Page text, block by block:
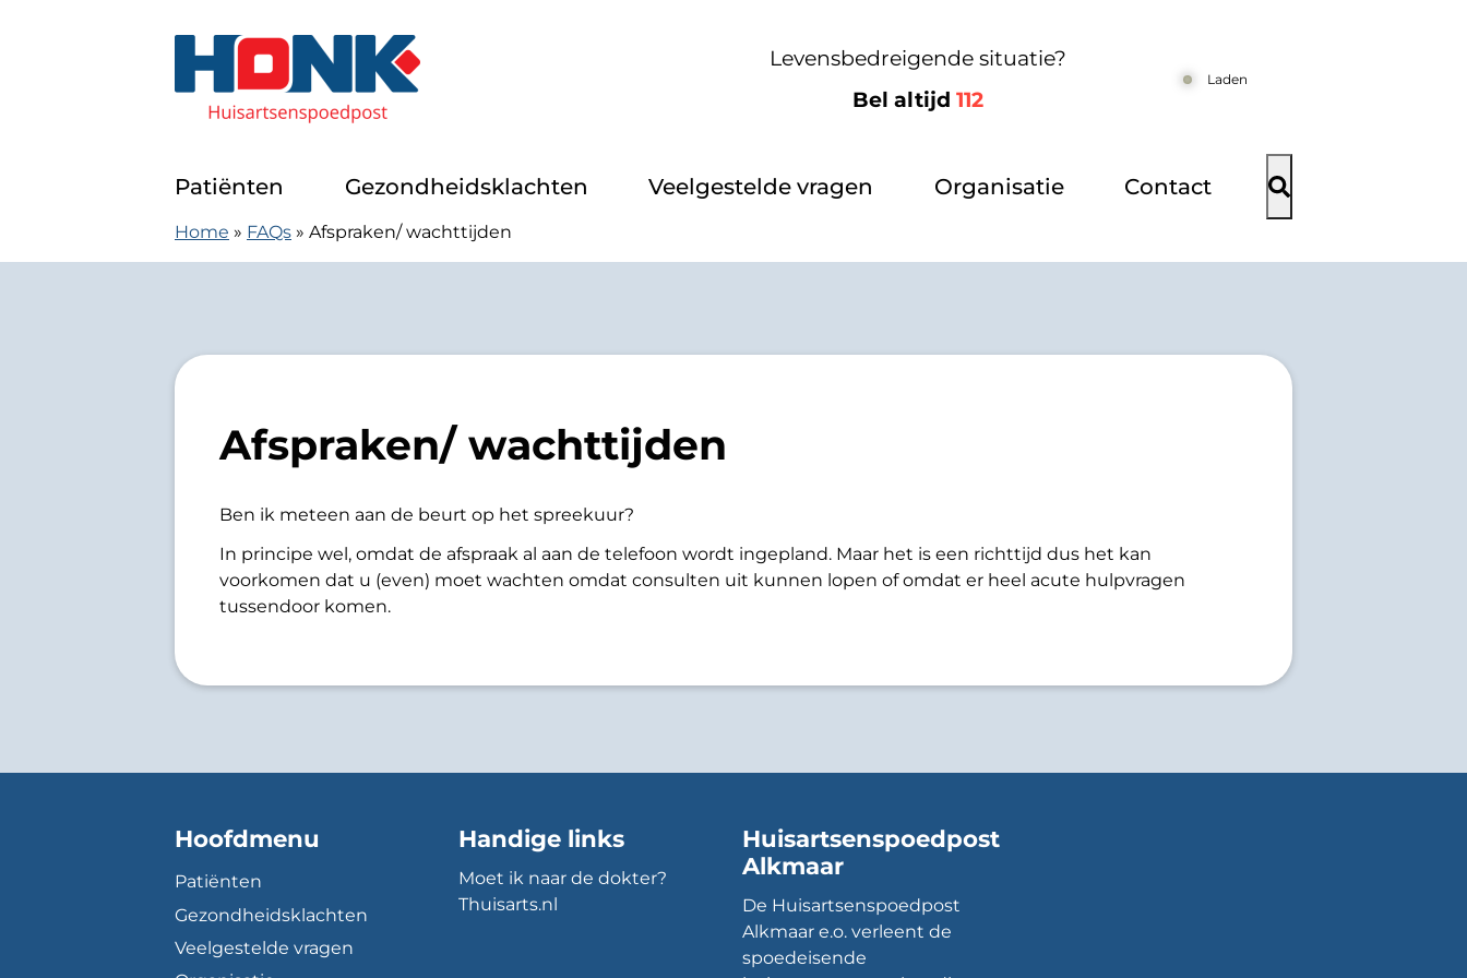
Levensbedreigende situatie?
Bel altijd112
Laden
Patiënten Gezondheidsklachten Veelgestelde vragen Organisatie Contact
Home » FAQs » Afspraken/ wachttijden
Afspraken/ wachttijden
Ben ik meteen aan de beurt op het spreekuur?
In principe wel, omdat de afspraak al aan de telefoon wordt ingepland. Maar het is een richttijd dus het kan
voorkomen dat u (even) moet wachten omdat consulten uit kunnen lopen of omdat er heel acute hulpvragen
tussendoor komen.
Hoofdmenu
Patiënten
Gezondheidsklachten
Veelgestelde vragen
Handige links
Moet ik naar de dokter?
Thuisarts.nl
Huisartsenspoedpost
Alkmaar
De Huisartsenspoedpost
Alkmaar e.o. verleent de
spoedeisende